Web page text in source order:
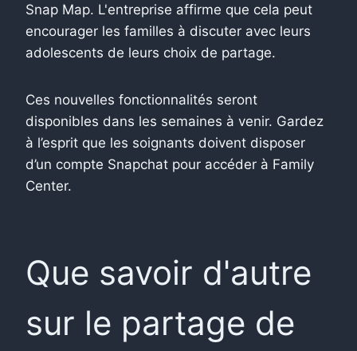
Snap Map. L'entreprise affirme que cela peut
encourager les familles à discuter avec leurs
adolescents de leurs choix de partage.
Ces nouvelles fonctionnalités seront
disponibles dans les semaines à venir. Gardez
à l’esprit que les soignants doivent disposer
d’un compte Snapchat pour accéder à Family
Center.
Que savoir d'autre
sur le partage de